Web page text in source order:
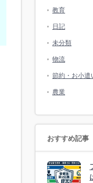
教育
日記
未分類
物流
節約・お小遣
農業
おすすめ記事